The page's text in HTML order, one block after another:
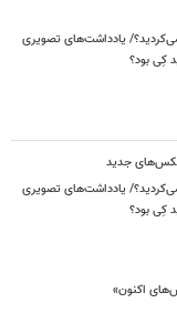
یادداشت‌های تصویری
کِی بود؟
عکس‌های جدید
یادداشت‌های تصویری
کِی بود؟
اکنون»